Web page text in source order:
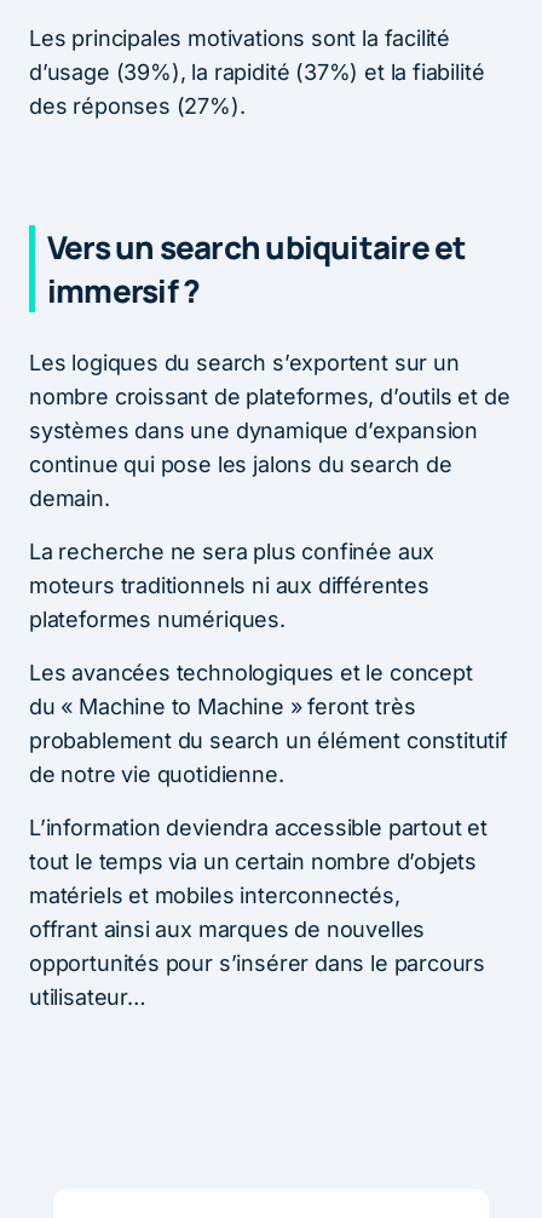
Les principales motivations sont la facilité
d’usage (39%), la rapidité (37%) et la fiabilité
des réponses (27%).
Vers un search ubiquitaire et
immersif ?
Les logiques du search s’exportent sur un
nombre croissant de plateformes, d’outils et de
systèmes dans une dynamique d’expansion
continue qui pose les jalons du search de
demain.
La recherche ne sera plus confinée aux
moteurs traditionnels ni aux différentes
plateformes numériques.
Les avancées technologiques et le concept
du « Machine to Machine » feront très
probablement du search un élément constitutif
de notre vie quotidienne.
L’information deviendra accessible partout et
tout le temps via un certain nombre d’objets
matériels et mobiles interconnectés,
offrant ainsi aux marques de nouvelles
opportunités pour s’insérer dans le parcours
utilisateur…